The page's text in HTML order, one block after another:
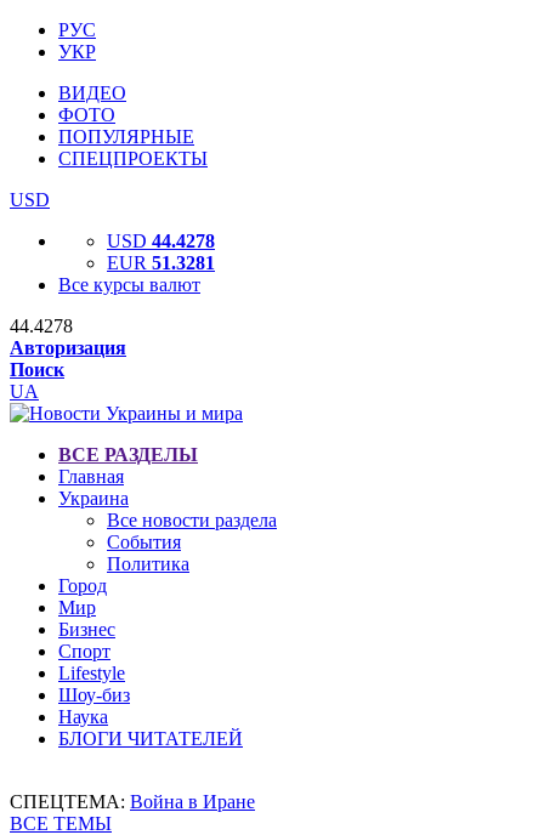
РУС
УКР
ВИДЕО
ФОТО
ПОПУЛЯРНЫЕ
СПЕЦПРОЕКТЫ
USD
USD 44.4278
EUR 51.3281
Все курсы валют
44.4278
Авторизация
Поиск
UA
ВСЕ РАЗДЕЛЫ
Главная
Украина
Все новости раздела
События
Политика
Город
Мир
Бизнес
Спорт
Lifestyle
Шоу-биз
Наука
БЛОГИ ЧИТАТЕЛЕЙ
СПЕЦТЕМА: Война в Иране
ВСЕ ТЕМЫ